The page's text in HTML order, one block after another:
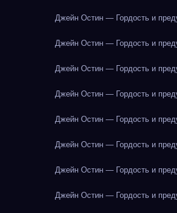
Джейн Остин — Гордость и
Джейн Остин — Гордость и
Джейн Остин — Гордость и
Джейн Остин — Гордость и
Джейн Остин — Гордость и
Джейн Остин — Гордость и
Джейн Остин — Гордость и
Джейн Остин — Гордость и